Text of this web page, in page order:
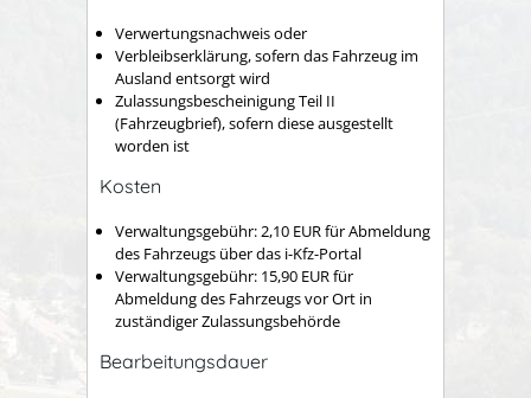
Verwertungsnachweis oder
Verbleibserklärung, sofern das Fahrzeug im
Ausland entsorgt wird
Zulassungsbescheinigung Teil II
(Fahrzeugbrief), sofern diese ausgestellt
worden ist
Kosten
Verwaltungsgebühr:2,10 EUR für Abmeldung
des Fahrzeugs über das i-Kfz-Portal
Verwaltungsgebühr: 15,90 EUR für
Abmeldung des Fahrzeugs vor Ort in
zuständiger Zulassungsbehörde
Bearbeitungsdauer